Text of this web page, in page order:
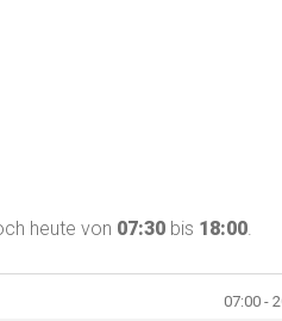
heute von 07:30 bis 18:00.
07:00 -